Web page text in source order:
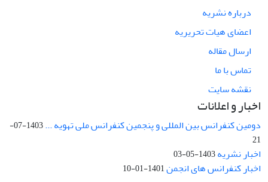
درباره نشریه
اعضای هیات تحریریه
ارسال مقاله
تماس با ما
نقشه سایت
اخبار و اعلانات
دومین کنفرانس بین المللی و پنجمین کنفرانس ملی تهویه ...
1403-07-
21
اخبار نشریه1403-05-03
اخبار کنفرانس های انجمن1401-01-10